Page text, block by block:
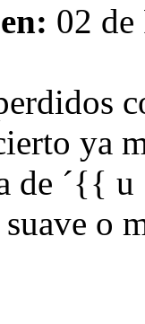
02
ya
de ´{{
o